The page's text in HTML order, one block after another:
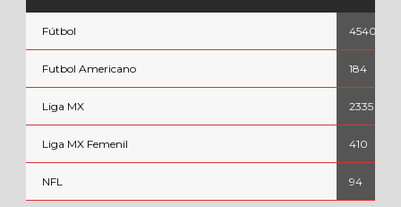
Fútbol 4540
Futbol Americano 184
Liga MX 2335
Liga MX Femenil 410
NFL 94